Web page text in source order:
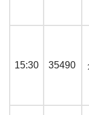
15:30 35490